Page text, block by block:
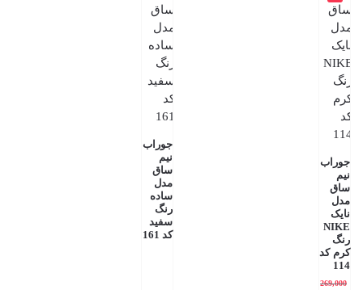
جوراب
نیم
ساق
مدل
نایک
NIKE
رنگ
کرم کد
114
269,000
جوراب
نیم
ساق
مدل
ساده
رنگ
سفید
کد 161